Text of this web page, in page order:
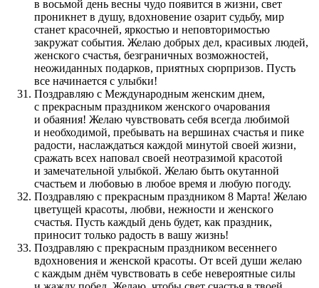
в восьмой день весны чудо появится в жизни, свет
проникнет в душу, вдохновение озарит судьбу, мир
станет красочней, яркостью и неповторимостью
закружат события. Желаю добрых дел, красивых людей,
женского счастья, безграничных возможностей,
неожиданных подарков, приятных сюрпризов. Пусть
все начинается с улыбки!
Поздравляю с Международным женским днем,
с прекрасным праздником женского очарования
и обаяния! Желаю чувствовать себя всегда любимой
и необходимой, пребывать на вершинах счастья и пике
радости, наслаждаться каждой минутой своей жизни,
сражать всех наповал своей неотразимой красотой
и замечательной улыбкой. Желаю быть окутанной
счастьем и любовью в любое время и любую погоду.
Поздравляю с прекрасным праздником 8 Марта! Желаю
цветущей красоты, любви, нежности и женского
счастья. Пусть каждый день будет, как праздник,
приносит только радость в вашу жизнь!
Поздравляю с прекрасным праздником весеннего
вдохновения и женской красоты. От всей души желаю
с каждым днём чувствовать в себе невероятные силы